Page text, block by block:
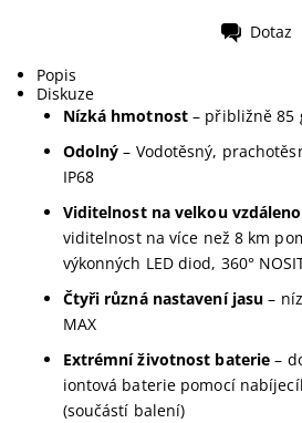
Dotaz
Popis
Diskuze
Nízká hmotnost – přibližně 85
Odolný – Vodotěsný,
IP68
Viditelnost na velkou
viditelnost na více než 8 km
výkonných LED diod, 360°
Čtyři různá nastavení jasu –
MAX
Extrémní životnost baterie –
iontová baterie pomocí
(součástí balení)